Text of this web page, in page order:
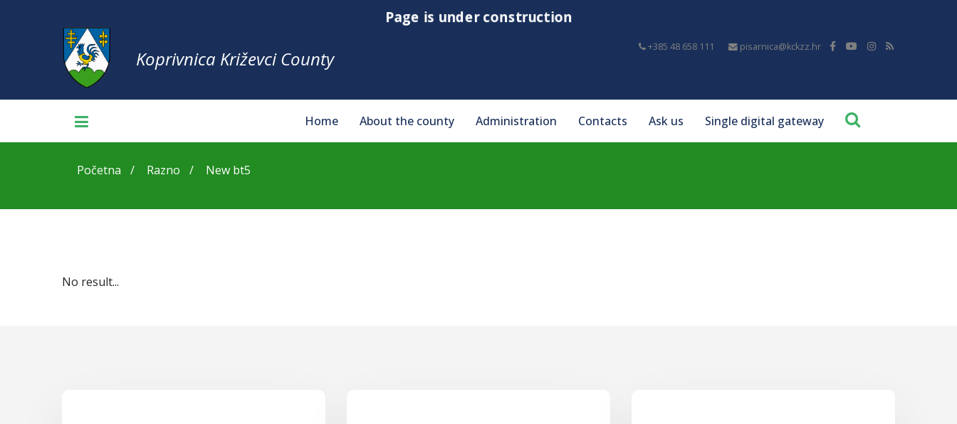
Page is under construction
+385 48 658 111 pisarnica@kckzz.hr
Koprivnica Križevci County
Home About the county Administration Contacts Ask us Single digital gateway
Početna Razno New bt5
No result...